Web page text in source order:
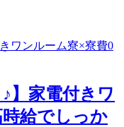
】家電付きワ
給でしっか